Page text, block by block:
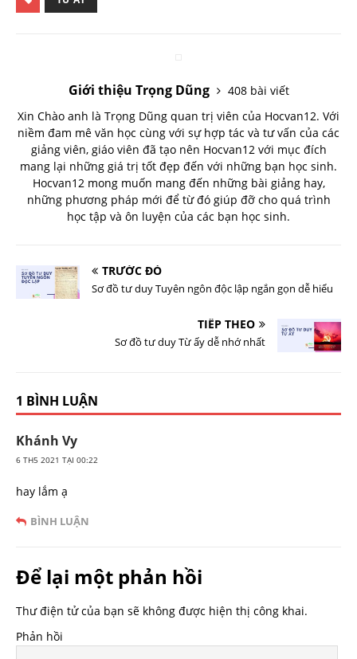
Giới thiệu Trọng Dũng
408 bài viết
Xin Chào anh là Trọng Dũng quan trị viên của Hocvan12. Với
niềm đam mê văn học cùng với sự hợp tác và tư vấn của các
giảng viên, giáo viên đã tạo nên Hocvan12 với mục đích
mang lại những giá trị tốt đẹp đến với những bạn học sinh.
Hocvan12 mong muốn mang đến những bài giảng hay,
những phương pháp mới để từ đó giúp đỡ cho quá trình
học tập và ôn luyện của các bạn học sinh.
TRƯỚC ĐÓ
Sơ đồ tư duy Tuyên ngôn độc lập ngắn gọn dễ hiểu
TIẾP THEO
Sơ đồ tư duy Từ ấy dễ nhớ nhất
1 BÌNH LUẬN
Khánh Vy
6 TH5 2021 TẠI 00:22
hay lắm ạ
BÌNH LUẬN
Để lại một phản hồi
Thư điện tử của bạn sẽ không được hiện thị công khai.
Phản hồi